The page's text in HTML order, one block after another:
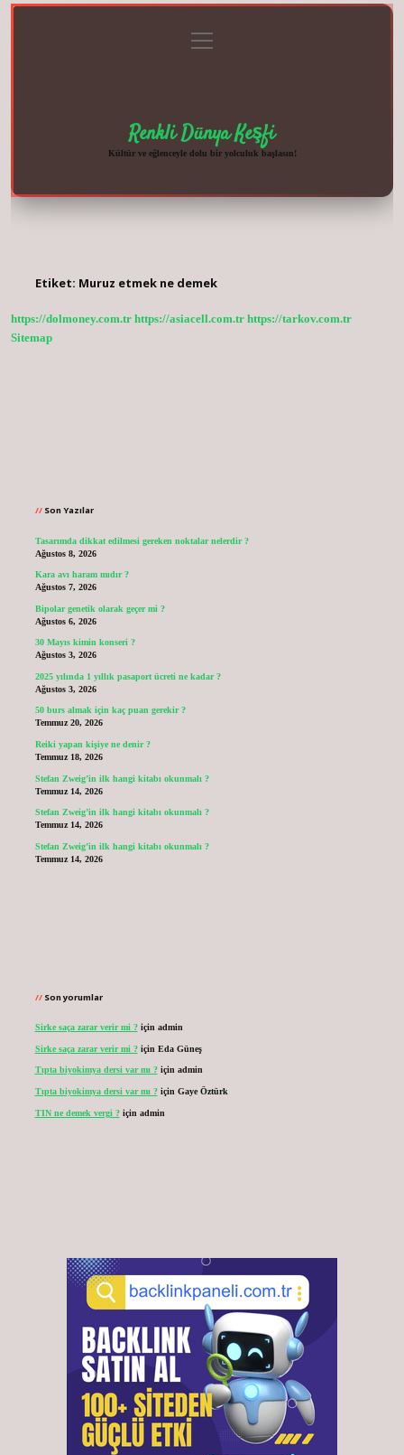
menüyü
aç
Renkli Dünya Keşfi
Kültür ve eğlenceyle dolu bir yolculuk başlasın!
Etiket: Muruz etmek ne demek
https://dolmoney.com.tr https://asiacell.com.tr https://tarkov.com.tr
Sitemap
Son Yazılar
Tasarımda dikkat edilmesi gereken noktalar nelerdir ?
Ağustos 8, 2026
Kara avı haram mıdır ?
Ağustos 7, 2026
Bipolar genetik olarak geçer mi ?
Ağustos 6, 2026
30 Mayıs kimin konseri ?
Ağustos 3, 2026
2025 yılında 1 yıllık pasaport ücreti ne kadar ?
Ağustos 3, 2026
50 burs almak için kaç puan gerekir ?
Temmuz 20, 2026
Reiki yapan kişiye ne denir ?
Temmuz 18, 2026
Stefan Zweig’in ilk hangi kitabı okunmalı ?
Temmuz 14, 2026
Stefan Zweig’in ilk hangi kitabı okunmalı ?
Temmuz 14, 2026
Stefan Zweig’in ilk hangi kitabı okunmalı ?
Temmuz 14, 2026
Son yorumlar
Sirke saça zarar verir mi ?için admin
Sirke saça zarar verir mi ?için Eda Güneş
Tıpta biyokimya dersi var mı ?için admin
Tıpta biyokimya dersi var mı ?için Gaye Öztürk
TIN ne demek vergi ?için admin